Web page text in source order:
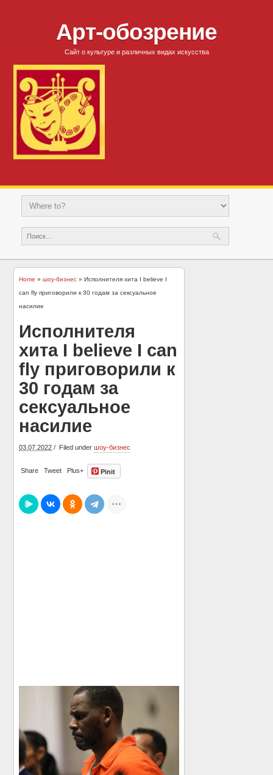
Арт-обозрение
Сайт о культуре и различных видах искусства
Home »шоу-бизнес » Исполнителя хита I believe I
can fly приговорили к 30 годам за сексуальное
насилие
Исполнителя
хита I believe I can
fly приговорили к
30 годам за
сексуальное
насилие
03.07.2022 Filed underшоу-бизнес
Share Tweet Plus+ Pinit